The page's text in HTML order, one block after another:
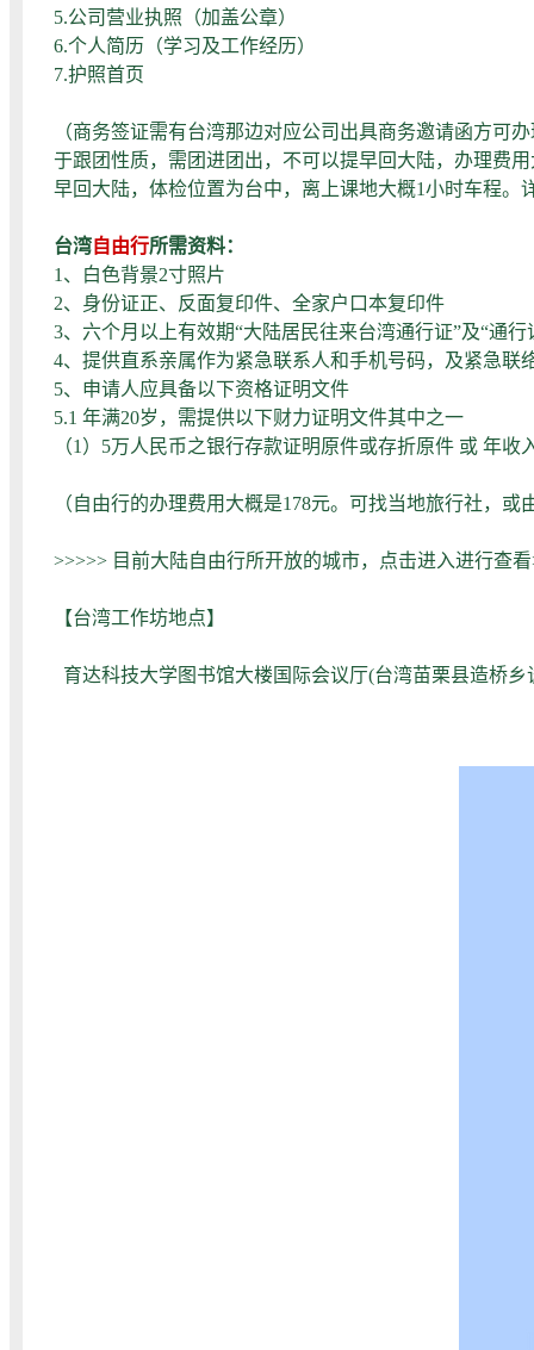
5.公司营业执照（加盖公章）
6.个人简历（学习及工作经历）
7.护照首页
（商务签证需有台湾那边对应公司出具商务邀请函方可
于跟团性质，需团进团出，不可以提早回大陆，办理费
早回大陆，体检位置为台中，离上课地大概1小时车程。
台湾自由行所需资料：
1、白色背景2寸照片
2、身份证正、反面复印件、全家户口本复印件
3、六个月以上有效期“大陆居民往来台湾通行证”及“通
4、提供直系亲属作为紧急联系人和手机号码，及紧急联
5、申请人应具备以下资格证明文件
5.1 年满20岁，需提供以下财力证明文件其中之一
（1）5万人民币之银行存款证明原件或存折原件 或 年
（自由行的办理费用大概是178元。可找当地旅行社，
>>>>> 目前大陆自由行所开放的城市，点击进入进行查
【台湾工作坊地点】
育达科技大学图书馆大楼国际会议厅(台湾苗栗县造桥乡